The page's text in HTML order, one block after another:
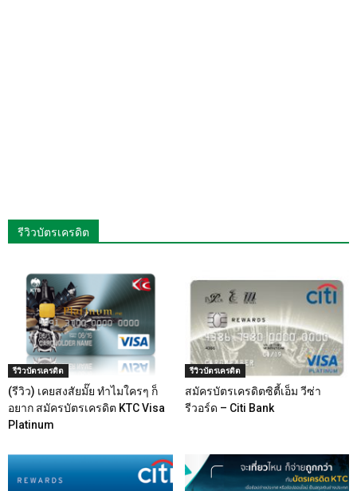
รีวิวบัตรเครดิต
รีวิวบัตรเครดิต
(รีวิว) เคยสงสัยมั๊ย ทำไมใครๆ ก็
อยาก สมัครบัตรเครดิต KTC Visa
Platinum
รีวิวบัตรเครดิต
สมัครบัตรเครดิตซิตี้เอ็ม วีซ่า
รีวอร์ด – Citi Bank